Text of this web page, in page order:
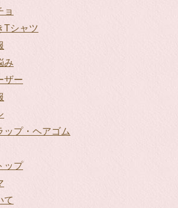
ョ
Tシャツ
み
ザー
ップ・ヘアゴム
ップ
て